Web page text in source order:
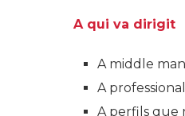
A qui va dirigit
A middle
A
A perfils que